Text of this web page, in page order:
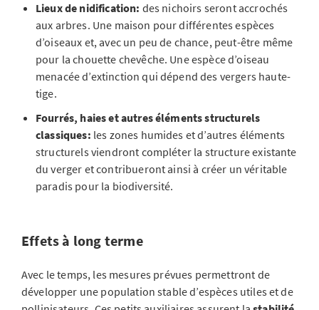
Lieux de nidification: des nichoirs seront accrochés
aux arbres. Une maison pour différentes espèces
d’oiseaux et, avec un peu de chance, peut-être même
pour la chouette chevêche. Une espèce d’oiseau
menacée d’extinction qui dépend des vergers haute-
tige.
Fourrés, haies et autres éléments structurels
classiques: les zones humides et d’autres éléments
structurels viendront compléter la structure existante
du verger et contribueront ainsi à créer un véritable
paradis pour la biodiversité.
Effets à long terme
Avec le temps, les mesures prévues permettront de
développer une population stable d’espèces utiles et de